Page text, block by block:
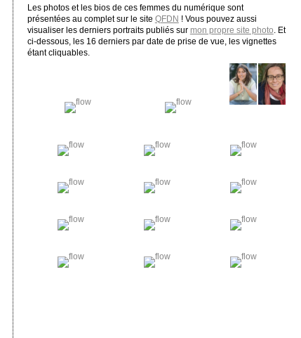
Les photos et les bios de ces femmes du numérique sont
présentées au complet sur le site QFDN ! Vous pouvez aussi
visualiser les derniers portraits publiés sur mon propre site photo . Et
ci-dessous, les 16 derniers par date de prise de vue, les vignettes
étant cliquables.